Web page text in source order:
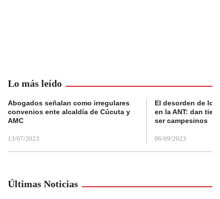
Lo más leído
Abogados señalan como irregulares
convenios ente alcaldía de Cúcuta y
AMC
13/07/2023
El desorden de
en la ANT: dan
ser campesinos
06/09/2023
Últimas Noticias